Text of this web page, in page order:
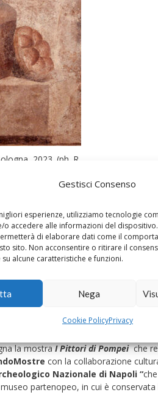
Gestisci Consenso
esperienze, utilizziamo tecnologie
o accedere alle informazioni del
di elaborare dati come il
sito. Non acconsentire o ritirare il
alcune caratteristiche e funzioni.
Nega
Cookie PolicyPrivacy
2023. (ph. R.
qualche foto (si era
come estensione di questo
la mostraI Pittori di Pompeiche
con la collaborazione
Nazionale di Napoli “
partenopeo, in cui è